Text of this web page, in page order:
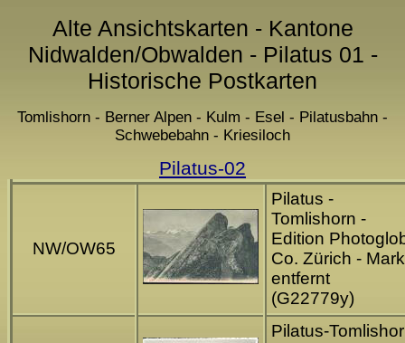
Alte Ansichtskarten - Kantone
Nidwalden/Obwalden - Pilatus 01 -
Historische Postkarten
Tomlishorn - Berner Alpen - Kulm - Esel - Pilatusbahn -
Schwebebahn - Kriesiloch
Pilatus-02
NW/OW65
Pilatus -
Tomlishorn -
Edition
Co. Zürich -
entfernt
(G22779y)
Pilatus-